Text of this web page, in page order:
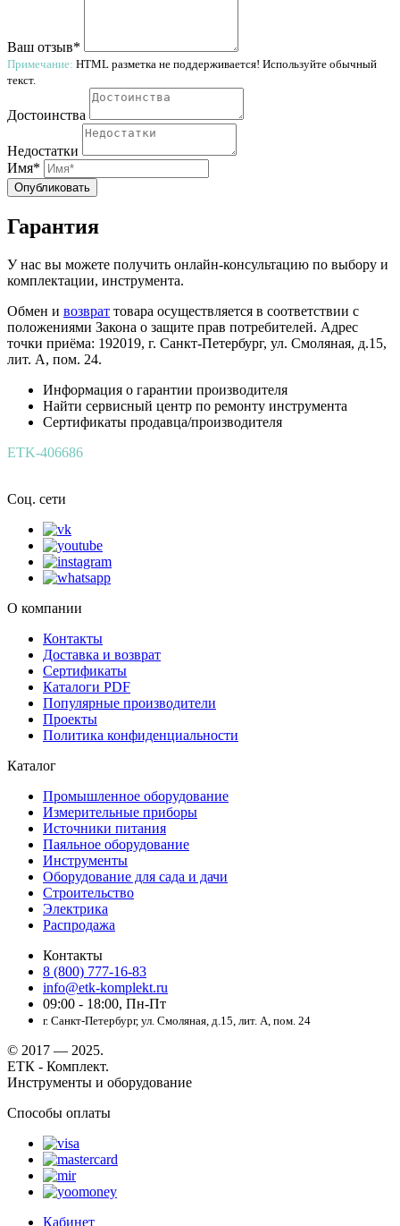
Ваш отзыв*
Примечание: HTML разметка не поддерживается! Используйте обычный
текст.
Достоинства
Недостатки
Имя*
Опубликовать
Гарантия
У нас вы можете получить онлайн-консультацию по выбору и
комплектации, инструмента.
Обмен и возврат товара осуществляется в соответствии с
положениями Закона о защите прав потребителей. Адрес
точки приёма: 192019, г. Санкт-Петербург, ул. Смоляная, д.15,
лит. А, пом. 24.
Информация о гарантии производителя
Найти сервисный центр по ремонту инструмента
Сертификаты продавца/производителя
ETK-406686
Соц. сети
О компании
Контакты
Доставка и возврат
Сертификаты
Каталоги PDF
Популярные производители
Проекты
Политика конфиденциальности
Каталог
Промышленное оборудование
Измерительные приборы
Источники питания
Паяльное оборудование
Инструменты
Оборудование для сада и дачи
Строительство
Электрика
Распродажа
Контакты
8 (800) 777-16-83
info@etk-komplekt.ru
09:00 - 18:00, Пн-Пт
г. Санкт-Петербург, ул. Смоляная, д.15, лит. А, пом. 24
© 2017 — 2025.
ЕТК - Комплект.
Инструменты и оборудование
Способы оплаты
Кабинет